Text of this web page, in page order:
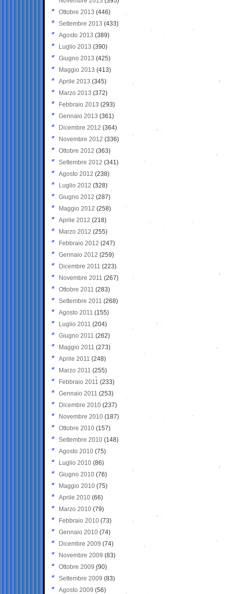
Ottobre 2013 (446)
Settembre 2013 (433)
Agosto 2013 (389)
Luglio 2013 (390)
Giugno 2013 (425)
Maggio 2013 (413)
Aprile 2013 (345)
Marzo 2013 (372)
Febbraio 2013 (293)
Gennaio 2013 (361)
Dicembre 2012 (364)
Novembre 2012 (336)
Ottobre 2012 (363)
Settembre 2012 (341)
Agosto 2012 (238)
Luglio 2012 (328)
Giugno 2012 (287)
Maggio 2012 (258)
Aprile 2012 (218)
Marzo 2012 (255)
Febbraio 2012 (247)
Gennaio 2012 (259)
Dicembre 2011 (223)
Novembre 2011 (267)
Ottobre 2011 (283)
Settembre 2011 (268)
Agosto 2011 (155)
Luglio 2011 (204)
Giugno 2011 (262)
Maggio 2011 (273)
Aprile 2011 (248)
Marzo 2011 (255)
Febbraio 2011 (233)
Gennaio 2011 (253)
Dicembre 2010 (237)
Novembre 2010 (187)
Ottobre 2010 (157)
Settembre 2010 (148)
Agosto 2010 (75)
Luglio 2010 (86)
Giugno 2010 (76)
Maggio 2010 (75)
Aprile 2010 (66)
Marzo 2010 (79)
Febbraio 2010 (73)
Gennaio 2010 (74)
Dicembre 2009 (74)
Novembre 2009 (83)
Ottobre 2009 (90)
Settembre 2009 (83)
Agosto 2009 (56)